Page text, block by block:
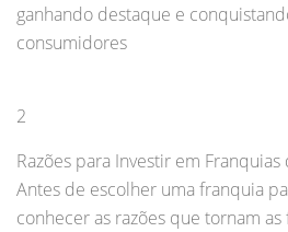
ganhando destaque e
consumidores
2
Razões para Investir em Franquias
Antes de escolher uma franquia
conhecer as razões que tornam